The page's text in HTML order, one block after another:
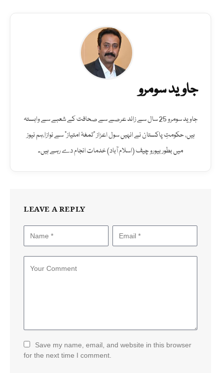
جاوید سومرو
جاوید سومرو 25 سال سے زائد عرصے سے صحافت کے شعبے سے وابستہ
ہیں، حکومتِ پاکستان نے انہیں سول اعزاز "تمغۂ امتیاز" سے نوازا،ہم نیوز
میں بطور بیورو چیف (اسلام آباد) خدمات انجام دے رہے ہیں۔
LEAVE A REPLY
Save my name, email, and website in this browser
for the next time I comment.